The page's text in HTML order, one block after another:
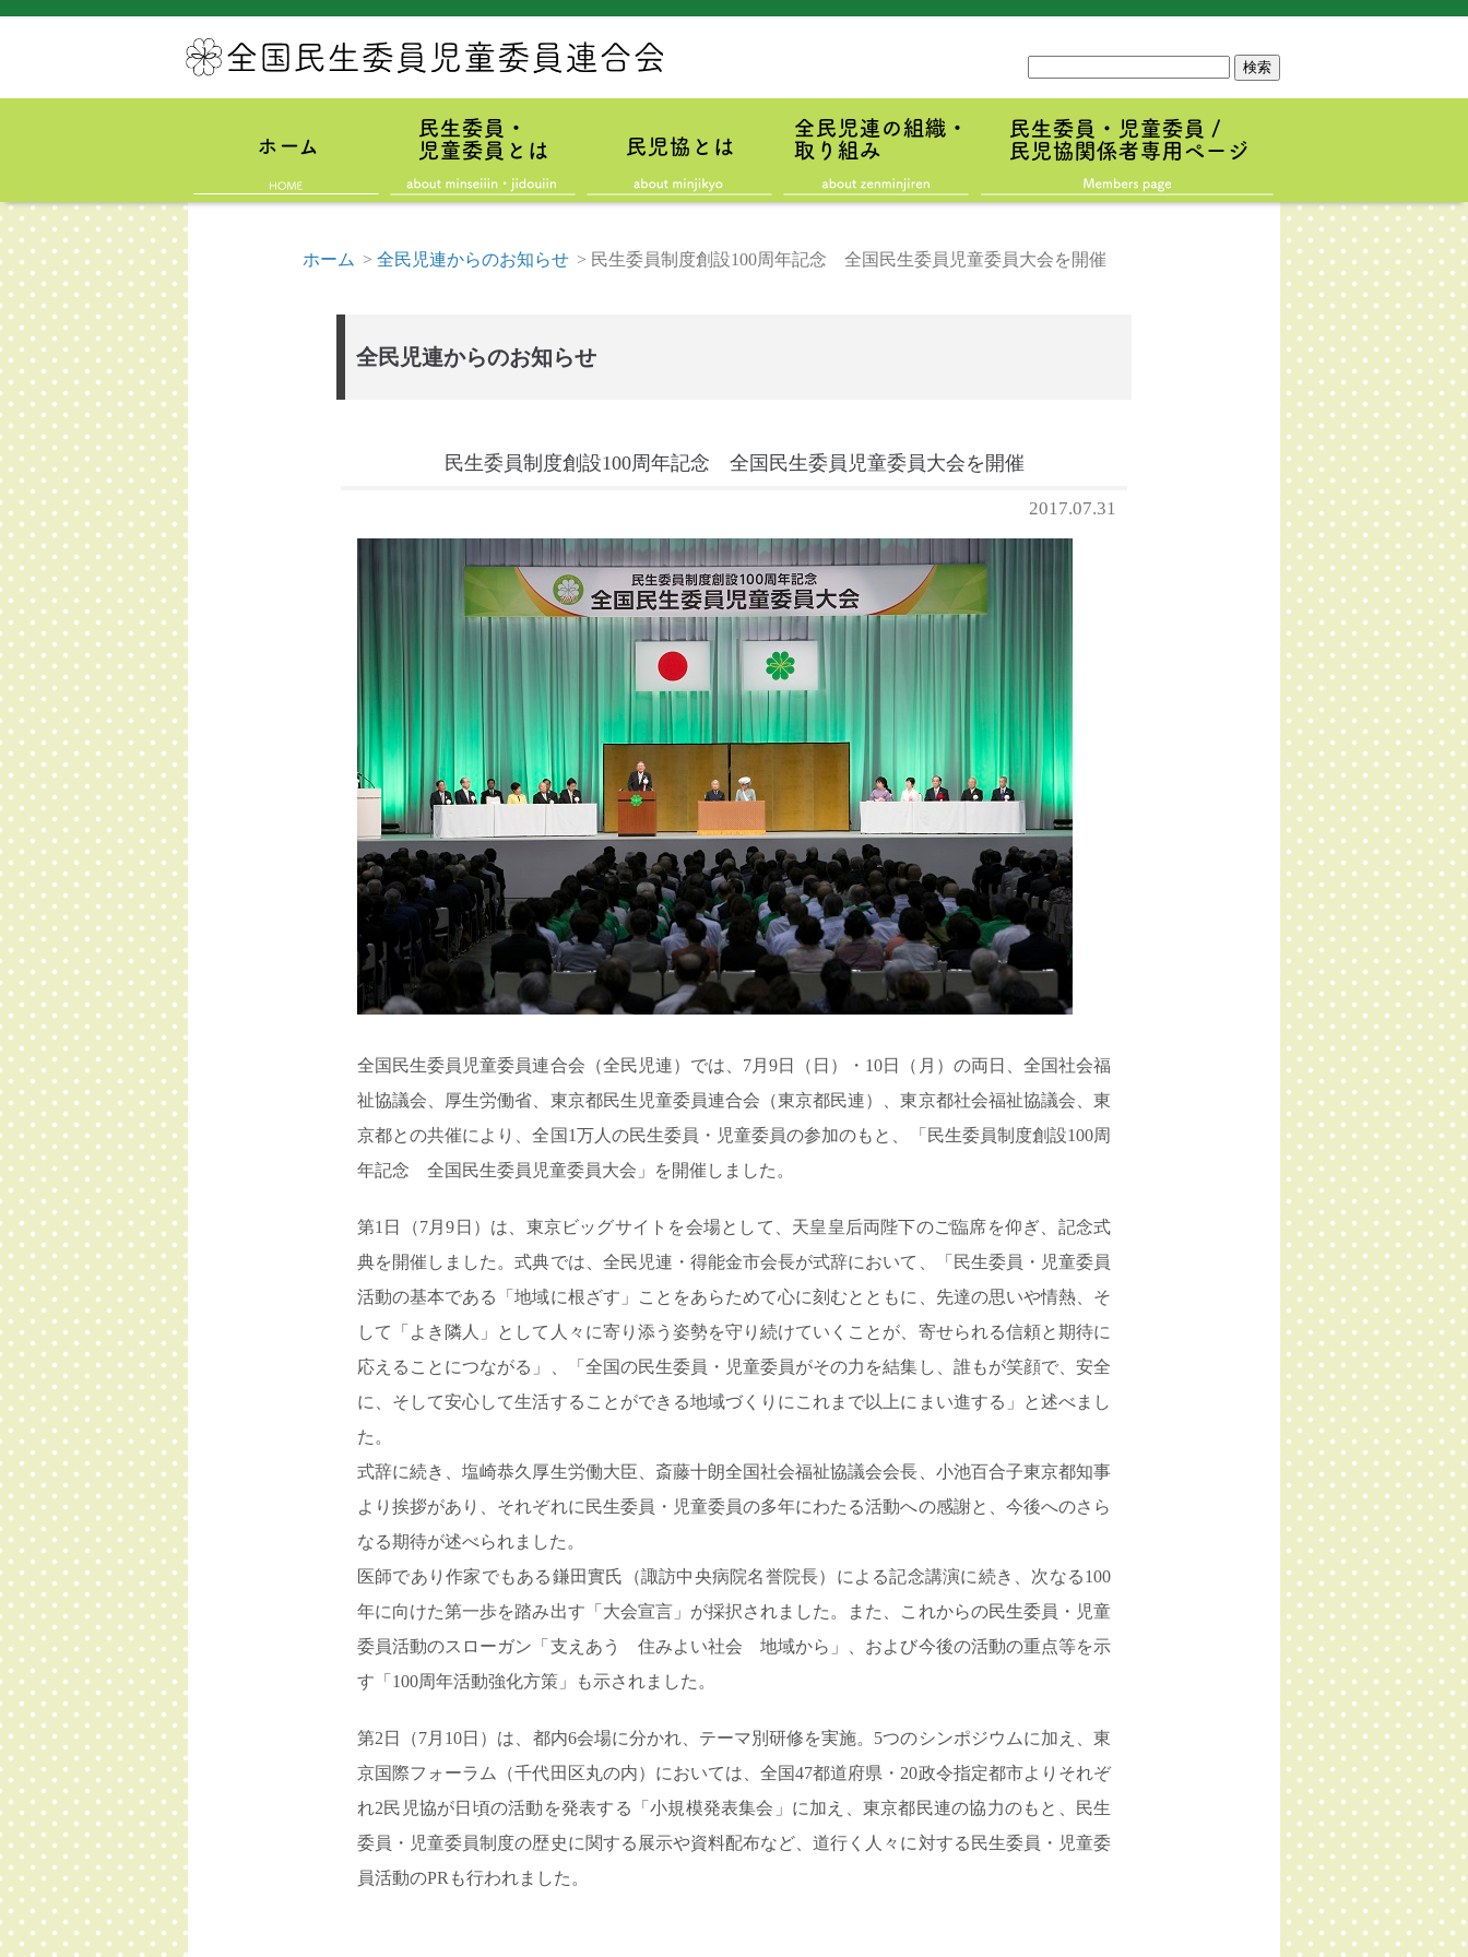
内
検
ホーム > 全民児連からのお知らせ > 民生委員制度創設100周年記念 全国民生委員児童委員大会を開催
全民児連からのお知らせ
民生委員制度創設100周年記念 全国民生委員児童委員大会を開催
2017.07.31
全国民生委員児童委員連合会（全民児連）では、7月9日（日）・10日（月）の両日、全国社会福
祉協議会、厚生労働省、東京都民生児童委員連合会（東京都民連）、東京都社会福祉協議会、東
京都との共催により、全国1万人の民生委員・児童委員の参加のもと、「民生委員制度創設100周
年記念 全国民生委員児童委員大会」を開催しました。
第1日（7月9日）は、東京ビッグサイトを会場として、天皇皇后両陛下のご臨席を仰ぎ、記念式
典を開催しました。式典では、全民児連・得能金市会長が式辞において、「民生委員・児童委員
活動の基本である「地域に根ざす」ことをあらためて心に刻むとともに、先達の思いや情熱、そ
して「よき隣人」として人々に寄り添う姿勢を守り続けていくことが、寄せられる信頼と期待に
応えることにつながる」、「全国の民生委員・児童委員がその力を結集し、誰もが笑顔で、安全
に、そして安心して生活することができる地域づくりにこれまで以上にまい進する」と述べまし
た。
式辞に続き、塩崎恭久厚生労働大臣、斎藤十朗全国社会福祉協議会会長、小池百合子東京都知事
より挨拶があり、それぞれに民生委員・児童委員の多年にわたる活動への感謝と、今後へのさら
なる期待が述べられました。
医師であり作家でもある鎌田實氏（諏訪中央病院名誉院長）による記念講演に続き、次なる100
年に向けた第一歩を踏み出す「大会宣言」が採択されました。また、これからの民生委員・児童
委員活動のスローガン「支えあう 住みよい社会 地域から」、および今後の活動の重点等を示
す「100周年活動強化方策」も示されました。
第2日（7月10日）は、都内6会場に分かれ、テーマ別研修を実施。5つのシンポジウムに加え、東
京国際フォーラム（千代田区丸の内）においては、全国47都道府県・20政令指定都市よりそれぞ
れ2民児協が日頃の活動を発表する「小規模発表集会」に加え、東京都民連の協力のもと、民生
委員・児童委員制度の歴史に関する展示や資料配布など、道行く人々に対する民生委員・児童委
員活動のPRも行われました。